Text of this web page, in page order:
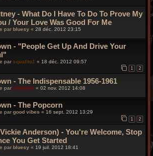
- What Do I Have To Do To Prove My
/ Your Love Was Good For Me
par bluesy « 28 déc. 2012 23:15
- "People Get Up And Drive Your
par squalito1 « 18 déc. 2012 09:57
1 2
- The Indispensable 1956-1961
par silverfox « 02 nov. 2012 14:08
- The Popcorn
pargood vibes « 16 sept. 2012 13:29
1 2
Anderson) - You're Welcome, Stop
You Get Started
par bluesy « 19 juil. 2012 18:41